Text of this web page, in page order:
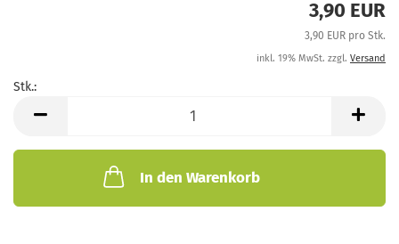
3,90 EUR
3,90 EUR pro Stk.
inkl. 19% MwSt. zzgl. Versand
Stk.:
In den Warenkorb